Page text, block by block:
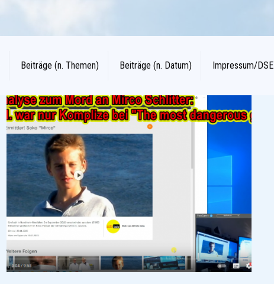
Beiträge (n. Themen) Beiträge (n. Datum) Impressum/DSE